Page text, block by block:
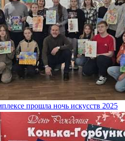
прошла ночь искусств 2025